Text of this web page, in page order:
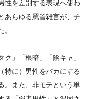
性を差別する表現へ使わ
あらゆる罵詈雑言が、チ
」「根暗」「陰キャ」
特に）男性をバカにする
。また、非モテという単